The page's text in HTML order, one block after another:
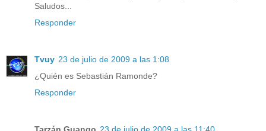
Saludos...
Responder
Tvuy 23 de julio de 2009 a las 1:08
¿Quién es Sebastián Ramonde?
Responder